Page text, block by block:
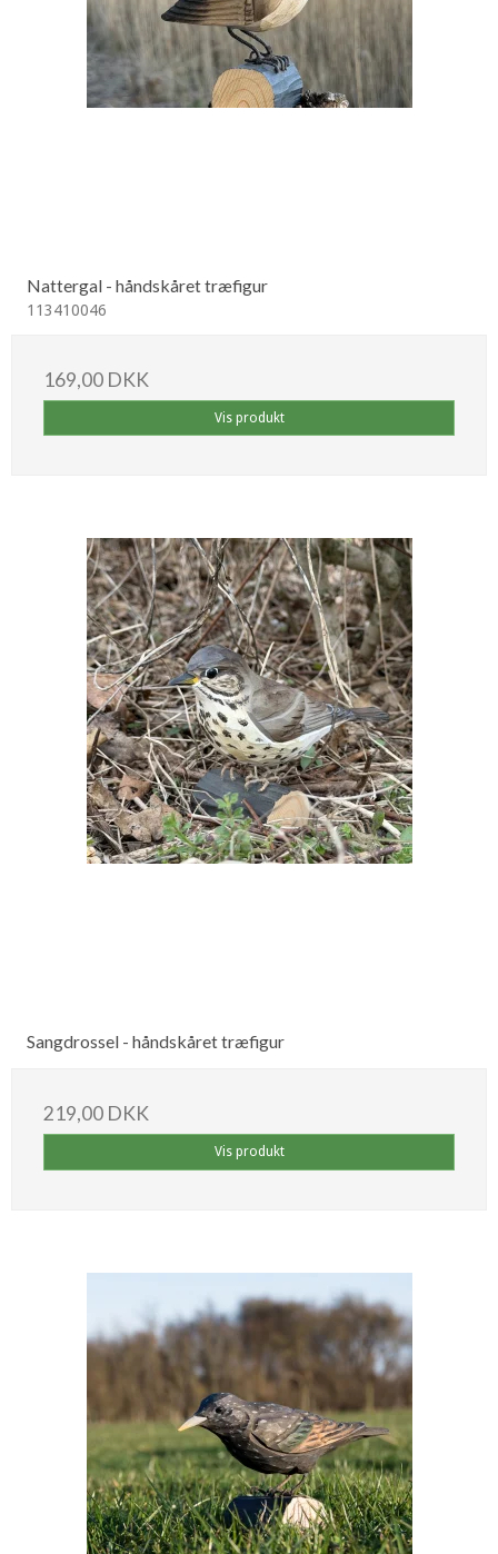
Nattergal - håndskåret træfigur
113410046
169,00 DKK
Vis produkt
Sangdrossel - håndskåret træfigur
219,00 DKK
Vis produkt